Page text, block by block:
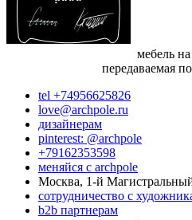
мебель на
передаваемая
tel +74956625826
love@archpole.ru
дизайнерам
pinterest: @archpole
+79162353598
меняйся с аrchpole
Москва, 1-й
cотрудничество с
b2b партнерам